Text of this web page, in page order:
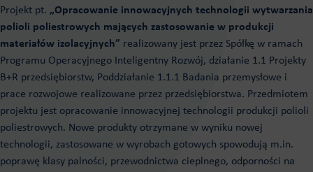
Projekt pt. „Opracowanie innowacyjnych technologii wytwarzania
polioli poliestrowych mających zastosowanie w produkcji
materiałów izolacyjnych” realizowany jest przez Spółkę w ramach
Programu Operacyjnego Inteligentny Rozwój, działanie 1.1 Projekty
B+R przedsiębiorstw, Poddziałanie 1.1.1 Badania przemysłowe i
prace rozwojowe realizowane przez przedsiębiorstwa. Przedmiotem
projektu jest opracowanie innowacyjnej technologii produkcji polioli
poliestrowych. Nowe produkty otrzymane w wyniku nowej
technologii, zastosowane w wyrobach gotowych spowodują m.in.
poprawę klasy palności, przewodnictwa cieplnego, odporności na